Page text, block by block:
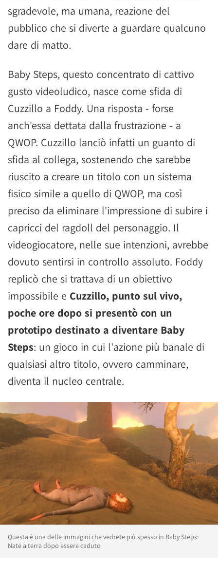
sgradevole, ma umana, reazione del
pubblico che si diverte a guardare qualcuno
dare di matto.
Baby Steps, questo concentrato di cattivo
gusto videoludico, nasce come sfida di
Cuzzillo a Foddy. Una risposta - forse
anch'essa dettata dalla frustrazione - a
QWOP. Cuzzillo lanciò infatti un guanto di
sfida al collega, sostenendo che sarebbe
riuscito a creare un titolo con un sistema
fisico simile a quello di QWOP, ma così
preciso da eliminare l'impressione di subire i
capricci del ragdoll del personaggio. Il
videogiocatore, nelle sue intenzioni, avrebbe
dovuto sentirsi in controllo assoluto. Foddy
replicò che si trattava di un obiettivo
impossibile e Cuzzillo, punto sul vivo,
poche ore dopo si presentò con un
prototipo destinato a diventare Baby
Steps: un gioco in cui l'azione più banale di
qualsiasi altro titolo, ovvero camminare,
diventa il nucleo centrale.
Questa è una delle immagini che vedrete più spesso in Baby Steps:
Nate a terra dopo essere caduto